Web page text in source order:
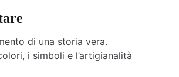
di una storia vera.
i simboli e l’artigianalità